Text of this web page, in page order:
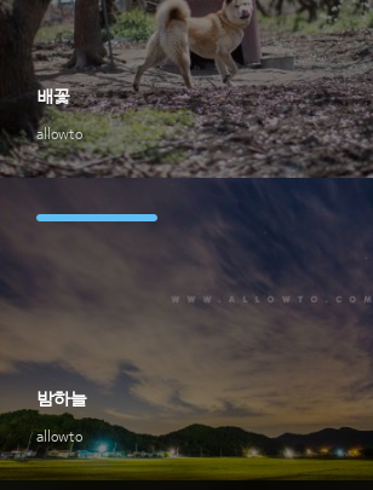
allowto
배꽃
allowto
밤하늘